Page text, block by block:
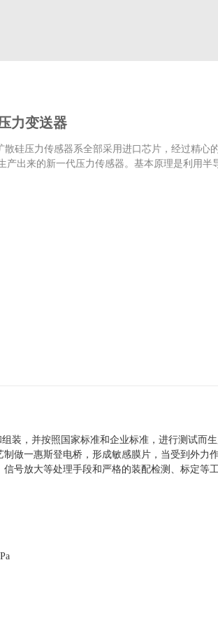
力变送器
散硅压力传感器系全部采用进口芯片，经过精心
产出来的新一代压力传感器。基本原理是利用半
装，并按照国家标准和企业标准，进行测试而
做一惠斯登电桥，形成敏感膜片，当受到外力
号放大等处理手段和严格的装配检测、标定等